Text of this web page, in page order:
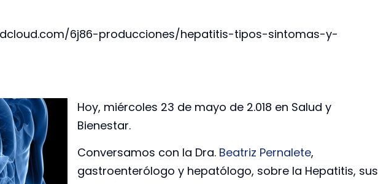
6j86-producciones/hepatitis-tipos-sintomas-y-
Hoy, miércoles 23 de mayo de 2.018 en Salud y
Bienestar.
Conversamos con la Dra. Beatriz Pernalete,
gastroenterólogo y hepatólogo, sobre la Hepatitis, sus